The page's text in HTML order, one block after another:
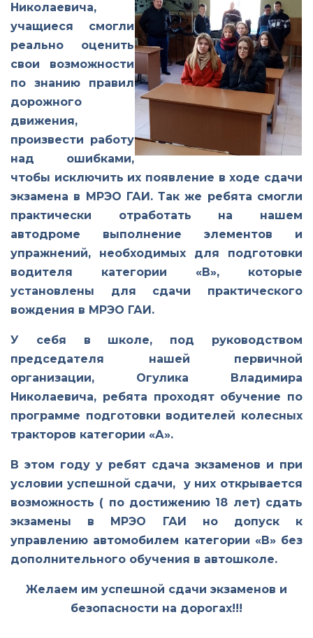
Николаевича,
учащиеся смогли
реально оценить
свои возможности
по знанию правил
дорожного
движения,
произвести работу
над ошибками,
чтобы исключить их появление в ходе сдачи
экзамена в МРЭО ГАИ. Так же ребята смогли
практически отработать на нашем
автодроме выполнение элементов и
упражнений, необходимых для подготовки
водителя категории «В», которые
установлены для сдачи практического
вождения в МРЭО ГАИ.
У себя в школе, под руководством
председателя нашей первичной
организации, Огулика Владимира
Николаевича, ребята проходят обучение по
программе подготовки водителей колесных
тракторов категории «А».
В этом году у ребят сдача экзаменов и при
условии успешной сдачи, у них открывается
возможность ( по достижению 18 лет) сдать
экзамены в МРЭО ГАИ но допуск к
управлению автомобилем категории «В» без
дополнительного обучения в автошколе.
Желаем им успешной сдачи экзаменов и
безопасности на дорогах!!!